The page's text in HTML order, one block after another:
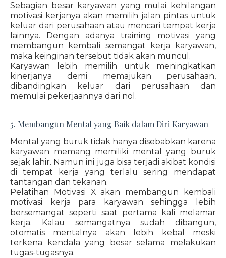
Sebagian besar karyawan yang mulai kehilangan
motivasi kerjanya akan memilih jalan pintas untuk
keluar dari perusahaan atau mencari tempat kerja
lainnya. Dengan adanya training motivasi yang
membangun kembali semangat kerja karyawan,
maka keinginan tersebut tidak akan muncul.
Karyawan lebih memilih untuk meningkatkan
kinerjanya demi memajukan perusahaan,
dibandingkan keluar dari perusahaan dan
memulai pekerjaannya dari nol.
5. Membangun Mental yang Baik dalam Diri Karyawan
Mental yang buruk tidak hanya disebabkan karena
karyawan memang memiliki mental yang buruk
sejak lahir. Namun ini juga bisa terjadi akibat kondisi
di tempat kerja yang terlalu sering mendapat
tantangan dan tekanan.
Pelatihan Motivasi X akan membangun kembali
motivasi kerja para karyawan sehingga lebih
bersemangat seperti saat pertama kali melamar
kerja. Kalau semangatnya sudah dibangun,
otomatis mentalnya akan lebih kebal meski
terkena kendala yang besar selama melakukan
tugas-tugasnya.